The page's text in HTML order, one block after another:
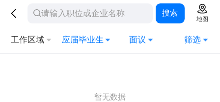
搜索
地图
工作区域 应届毕业生 面议 筛选
暂无数据